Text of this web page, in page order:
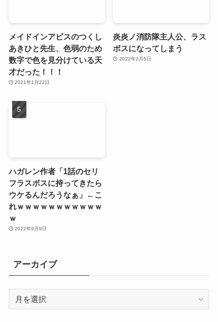
メイドインアビスのつくし
あきひと先生、色弱のため
数字で色を見分けている天
才だった！！！
2021年1月22日
炎炎ノ消防隊主人公、ラス
ボスになってしまう
2022年2月5日
ハガレン作者「1話のセリ
フラスボスに持ってきたら
ウケるんだろうなぁ」←こ
れｗｗｗｗｗｗｗｗｗｗｗ
ｗ
2022年9月9日
アーカイブ